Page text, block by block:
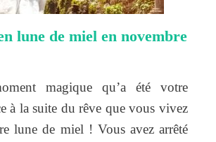
lune de miel en novembre
magique qu’a été votre
à la suite du rêve que vous vivez
lune de miel ! Vous avez arrêté